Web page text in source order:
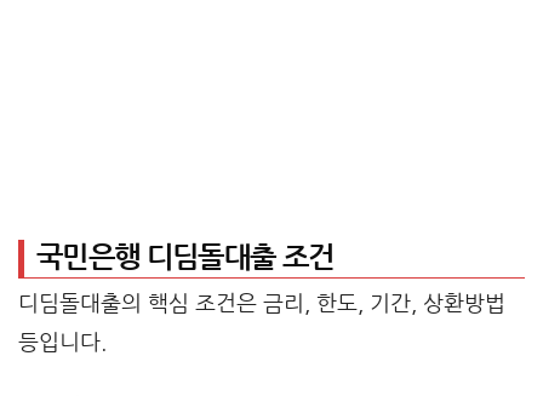
국민은행 디딤돌대출 조건
디딤돌대출의 핵심 조건은 금리, 한도, 기간, 상환방법
등입니다.